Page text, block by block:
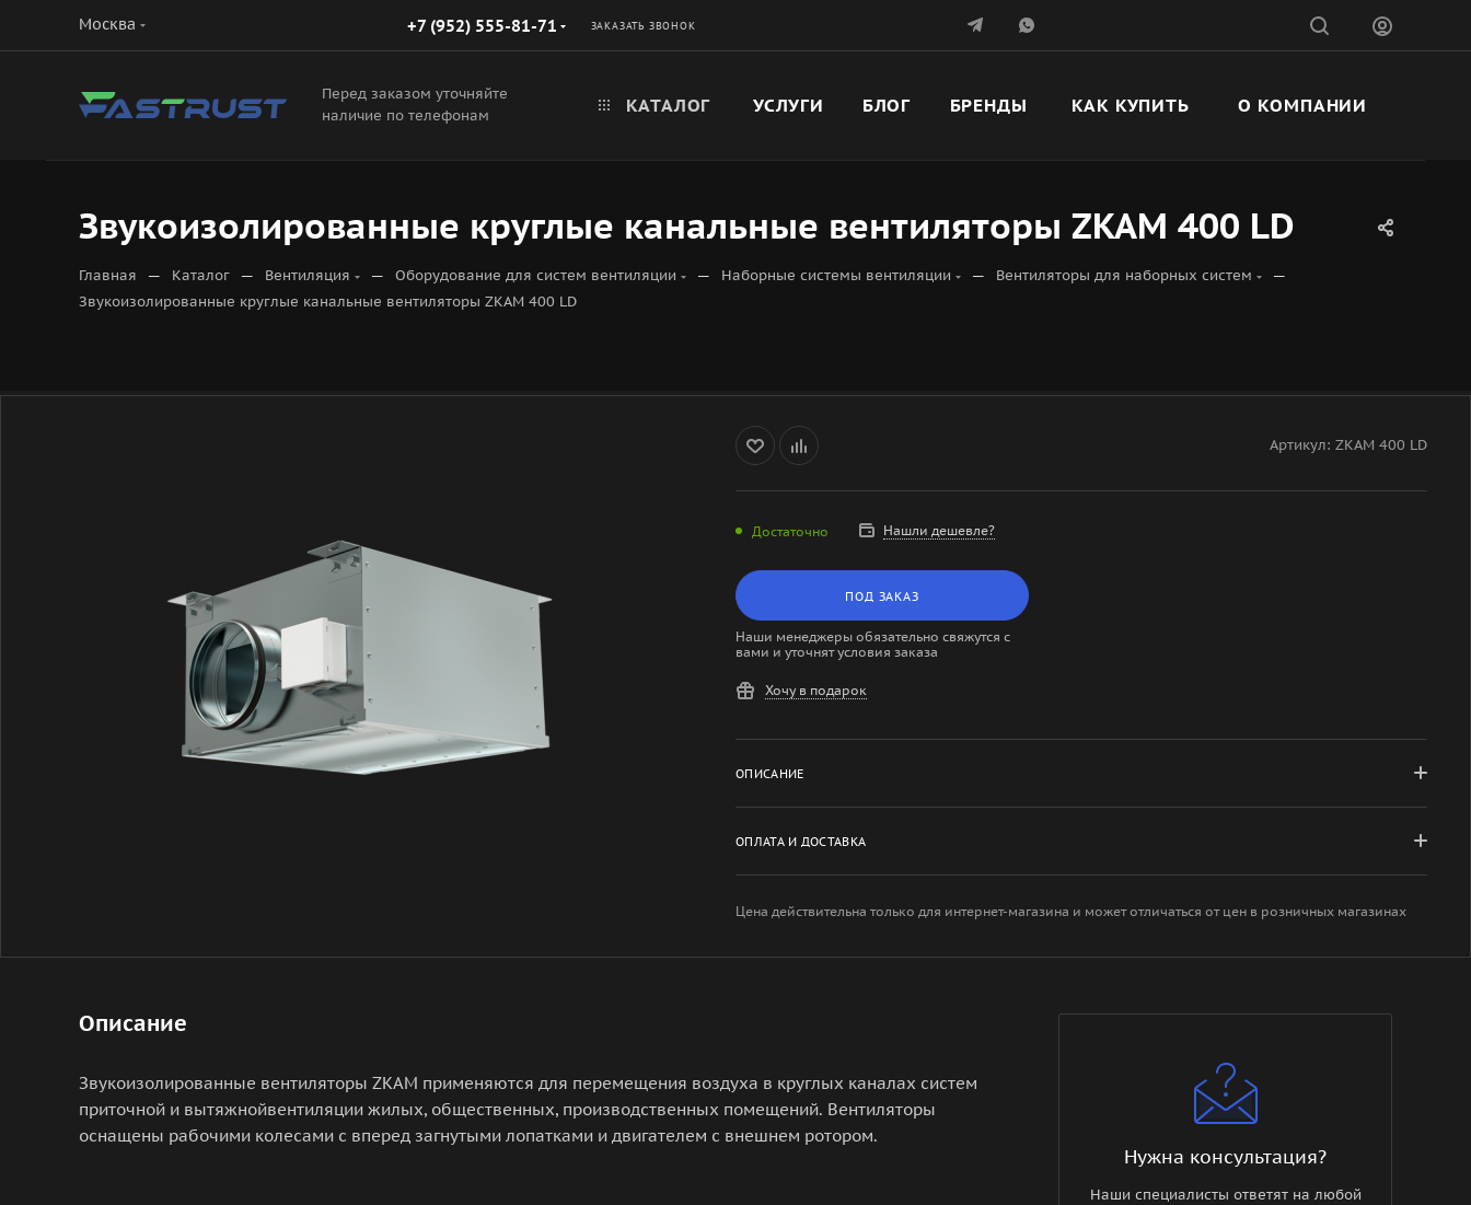
Москва +7 (952) 555-81-71 ЗАКАЗАТЬ ЗВОНОК
Перед заказом уточняйте
наличие по телефонам
КАТАЛОГ УСЛУГИ БЛОГ БРЕНДЫ КАК КУПИТЬ О КОМПАНИИ
Звукоизолированные круглые канальные вентиляторы ZKAM 400 LD
Главная — Каталог — Вентиляция — Оборудование для систем вентиляции — Наборные системы вентиляции — Вентиляторы для наборных систем —
Звукоизолированные круглые канальные вентиляторы ZKAM 400 LD
Артикул: ZKAM 400 LD
Достаточно Нашли дешевле?
ПОД ЗАКАЗ
Наши менеджеры обязательно свяжутся с
вами и уточнят условия заказа
Хочу в подарок
ОПИСАНИЕ
ОПЛАТА И ДОСТАВКА
Цена действительна только для интернет-магазина и может отличаться от цен в розничных магазинах
Описание
Звукоизолированные вентиляторы ZKAM применяются для перемещения воздуха в круглых каналах систем
приточной и вытяжнойвентиляции жилых, общественных, производственных помещений. Вентиляторы
оснащены рабочими колесами с вперед загнутыми лопатками и двигателем с внешнем ротором.
Нужна консультация?
Наши специалисты ответят на любой